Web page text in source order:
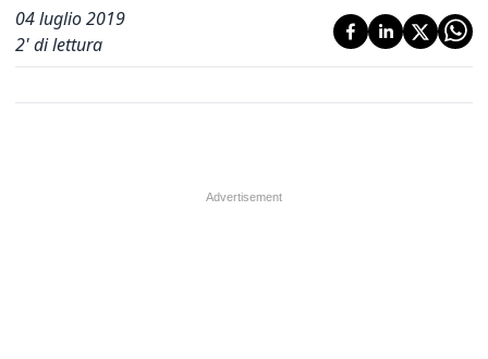
04 luglio 2019
2' di lettura